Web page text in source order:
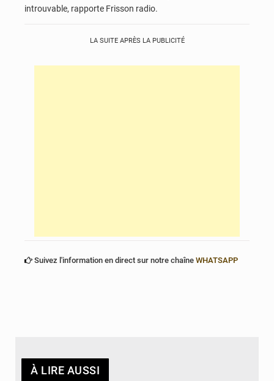
introuvable, rapporte Frisson radio.
LA SUITE APRÈS LA PUBLICITÉ
Suivez l'information en direct sur notre chaîne WHATSAPP
À LIRE AUSSI